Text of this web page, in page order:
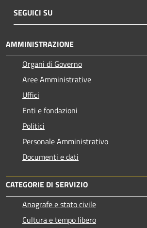
SEGUICI SU
AMMINISTRAZIONE
Organi di Governo
Aree Amministrative
Uffici
Enti e fondazioni
Politici
Personale Amministrativo
Documenti e dati
CATEGORIE DI SERVIZIO
Anagrafe e stato civile
Cultura e tempo libero